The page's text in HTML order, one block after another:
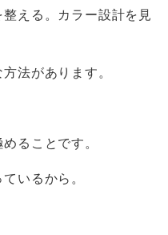
える。カラー設計を見
法があります。
ることです。
いるから。